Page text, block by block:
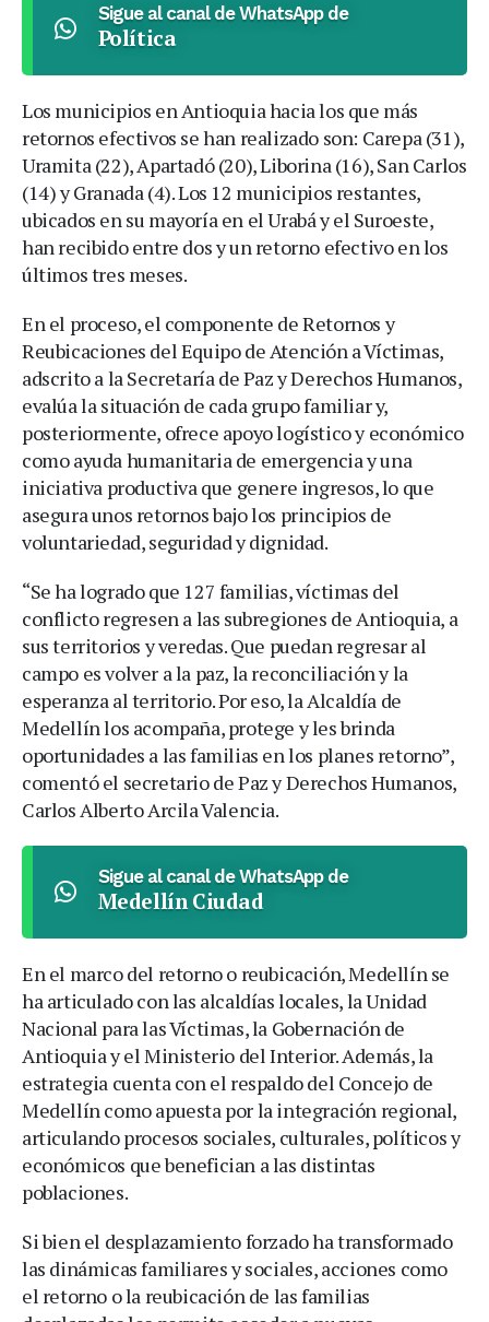
Sigue al canal de WhatsApp de
Política
Los municipios en Antioquia hacia los que más
retornos efectivos se han realizado son: Carepa (31),
Uramita (22), Apartadó (20), Liborina (16), San Carlos
(14) y Granada (4). Los 12 municipios restantes,
ubicados en su mayoría en el Urabá y el Suroeste,
han recibido entre dos y un retorno efectivo en los
últimos tres meses.
En el proceso, el componente de Retornos y
Reubicaciones del Equipo de Atención a Víctimas,
adscrito a la Secretaría de Paz y Derechos Humanos,
evalúa la situación de cada grupo familiar y,
posteriormente, ofrece apoyo logístico y económico
como ayuda humanitaria de emergencia y una
iniciativa productiva que genere ingresos, lo que
asegura unos retornos bajo los principios de
voluntariedad, seguridad y dignidad.
“Se ha logrado que 127 familias, víctimas del
conflicto regresen a las subregiones de Antioquia, a
sus territorios y veredas. Que puedan regresar al
campo es volver a la paz, la reconciliación y la
esperanza al territorio. Por eso, la Alcaldía de
Medellín los acompaña, protege y les brinda
oportunidades a las familias en los planes retorno”,
comentó el secretario de Paz y Derechos Humanos,
Carlos Alberto Arcila Valencia.
Sigue al canal de WhatsApp de
Medellín Ciudad
En el marco del retorno o reubicación, Medellín se
ha articulado con las alcaldías locales, la Unidad
Nacional para las Víctimas, la Gobernación de
Antioquia y el Ministerio del Interior. Además, la
estrategia cuenta con el respaldo del Concejo de
Medellín como apuesta por la integración regional,
articulando procesos sociales, culturales, políticos y
económicos que benefician a las distintas
poblaciones.
Si bien el desplazamiento forzado ha transformado
las dinámicas familiares y sociales, acciones como
el retorno o la reubicación de las familias